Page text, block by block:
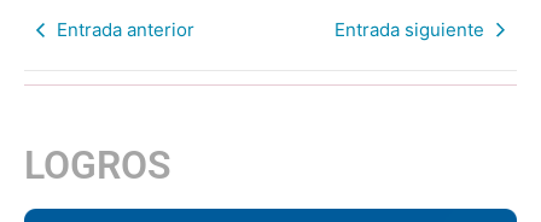
Entrada anterior Entrada siguiente
LOGROS